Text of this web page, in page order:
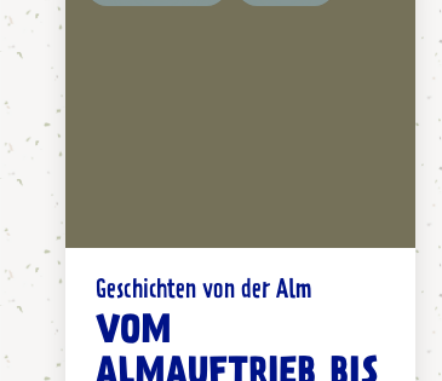
Geschichten von der Alm
VOM